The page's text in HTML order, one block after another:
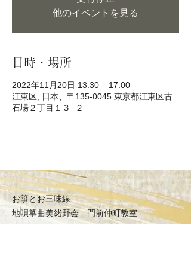
他のイベントを見る
日時・場所
2022年11月20日 13:30 – 17:00
江東区, 日本、〒135-0045 東京都江東区古
石場２丁目１３−２
お箏とお三味線
地唄箏曲美緒野会門前仲町教室